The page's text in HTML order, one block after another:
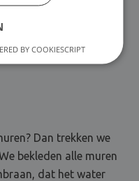
weer
Dan trekken we
bekleden alle muren
dat het water
BY COOKIESCRIPT